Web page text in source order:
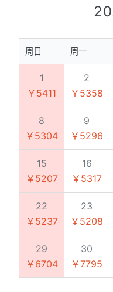
周日 周一
1
￥5411
2
￥5358
8
￥5304
9
￥5296
15
￥5207
16
￥5317
22
￥5237
23
￥5208
29
￥6704
30
￥7795